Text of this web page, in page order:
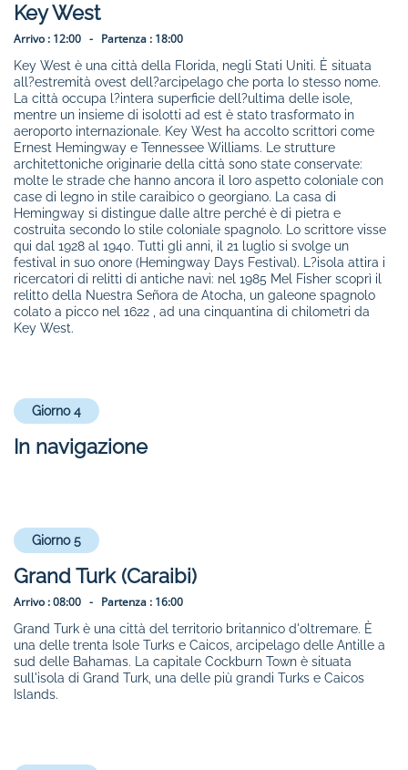
Key West
Arrivo : 12:00 - Partenza : 18:00
Key West è una città della Florida, negli Stati Uniti. È situata
all?estremità ovest dell?arcipelago che porta lo stesso nome.
La città occupa l?intera superficie dell?ultima delle isole,
mentre un insieme di isolotti ad est è stato trasformato in
aeroporto internazionale. Key West ha accolto scrittori come
Ernest Hemingway e Tennessee Williams. Le strutture
architettoniche originarie della città sono state conservate:
molte le strade che hanno ancora il loro aspetto coloniale con
case di legno in stile caraibico o georgiano. La casa di
Hemingway si distingue dalle altre perché è di pietra e
costruita secondo lo stile coloniale spagnolo. Lo scrittore visse
qui dal 1928 al 1940. Tutti gli anni, il 21 luglio si svolge un
festival in suo onore (Hemingway Days Festival). L?isola attira i
ricercatori di relitti di antiche navi: nel 1985 Mel Fisher scoprì il
relitto della Nuestra Señora de Atocha, un galeone spagnolo
colato a picco nel 1622 , ad una cinquantina di chilometri da
Key West.
Giorno 4
In navigazione
Giorno 5
Grand Turk (Caraibi)
Arrivo :08:00 - Partenza : 16:00
Grand Turk è una città del territorio britannico d'oltremare. È
una delle trenta Isole Turks e Caicos, arcipelago delle Antille a
sud delle Bahamas. La capitale Cockburn Town è situata
sull'isola di Grand Turk, una delle più grandi Turks e Caicos
Islands.